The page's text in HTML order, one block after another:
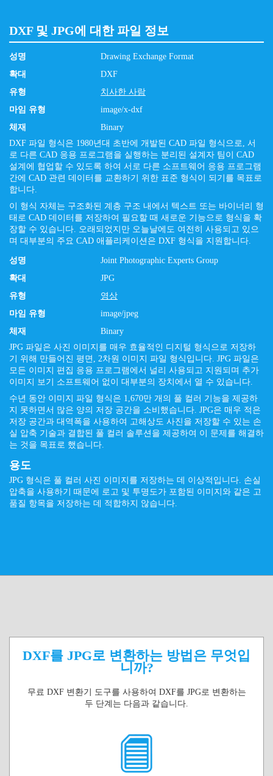
DXF 및 JPG에 대한 파일 정보
성명
Drawing Exchange Format
확대
DXF
유형
치사한 사람
마임 유형
image/x-dxf
체재
Binary
DXF 파일 형식은 1980년대 초반에 개발된 CAD 파일 형식으로, 서
로 다른 CAD 응용 프로그램을 실행하는 분리된 설계자 팀이 CAD
설계에 협업할 수 있도록 하여 서로 다른 소프트웨어 응용 프로그램
간에 CAD 관련 데이터를 교환하기 위한 표준 형식이 되기를 목표로
합니다.
이 형식 자체는 구조화된 계층 구조 내에서 텍스트 또는 바이너리 형
태로 CAD 데이터를 저장하여 필요할 때 새로운 기능으로 형식을 확
장할 수 있습니다. 오래되었지만 오늘날에도 여전히 사용되고 있으
며 대부분의 주요 CAD 애플리케이션은 DXF 형식을 지원합니다.
성명
Joint Photographic Experts Group
확대
JPG
유형
영상
마임 유형
image/jpeg
체재
Binary
JPG 파일은 사진 이미지를 매우 효율적인 디지털 형식으로 저장하
기 위해 만들어진 평면, 2차원 이미지 파일 형식입니다. JPG 파일은
모든 이미지 편집 응용 프로그램에서 널리 사용되고 지원되며 추가
이미지 보기 소프트웨어 없이 대부분의 장치에서 열 수 있습니다.
수년 동안 이미지 파일 형식은 1,670만 개의 풀 컬러 기능을 제공하
지 못하면서 많은 양의 저장 공간을 소비했습니다. JPG은 매우 적은
저장 공간과 대역폭을 사용하여 고해상도 사진을 저장할 수 있는 손
실 압축 기술과 결합된 풀 컬러 솔루션을 제공하여 이 문제를 해결하
는 것을 목표로 했습니다.
용도
JPG 형식은 풀 컬러 사진 이미지를 저장하는 데 이상적입니다. 손실
압축을 사용하기 때문에 로고 및 투명도가 포함된 이미지와 같은 고
품질 항목을 저장하는 데 적합하지 않습니다.
DXF를 JPG로 변환하는 방법은 무엇입
니까?
무료 DXF 변환기 도구를 사용하여 DXF를 JPG로 변환하는
두 단계는 다음과 같습니다.